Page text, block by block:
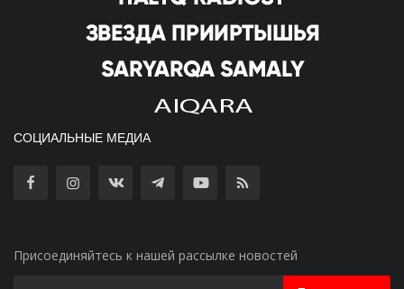
СОЦИАЛЬНЫЕ МЕДИА
Присоединяйтесь к нашей рассылке новостей